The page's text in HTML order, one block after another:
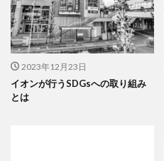
2023年12月23日
イオンが行うSDGsへの取り組み
とは